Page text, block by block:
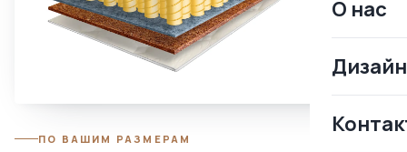
О нас
ПО ВАШИМ РАЗМЕРАМ